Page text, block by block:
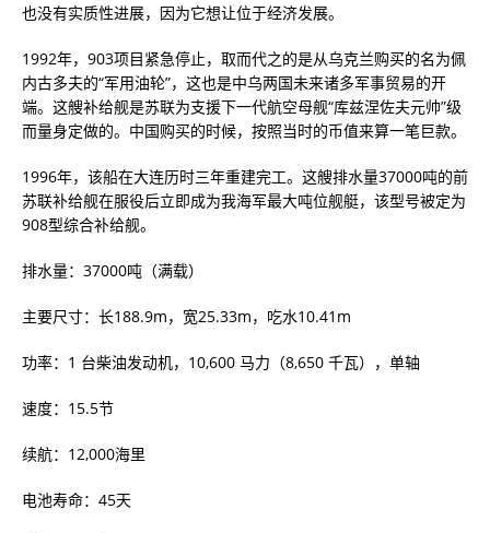
也没有实质性进展，因为它想让位于经济发展。
1992年，903项目紧急停止，取而代之的是从乌克兰购买的名为佩
内古多夫的“军用油轮”，这也是中乌两国未来诸多军事贸易的开
端。这艘补给舰是苏联为支援下一代航空母舰“库兹涅佐夫元帅”级
而量身定做的。中国购买的时候，按照当时的币值来算一笔巨款。
1996年，该船在大连历时三年重建完工。这艘排水量37000吨的前
苏联补给舰在服役后立即成为我海军最大吨位舰艇，该型号被定为
908型综合补给舰。
排水量：37000吨（满载）
主要尺寸：长188.9m，宽25.33m，吃水10.41m
功率：1 台柴油发动机，10,600 马力（8,650 千瓦），单轴
速度：15.5节
续航：12,000海里
电池寿命：45天